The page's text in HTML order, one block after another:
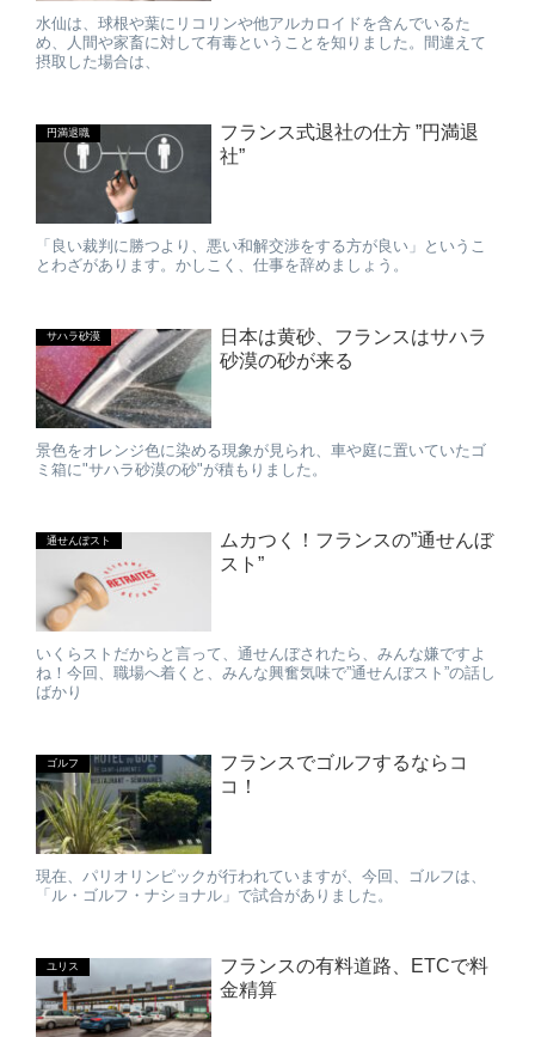
水仙は、球根や葉にリコリンや他アルカロイドを含んでいるた
め、人間や家畜に対して有毒ということを知りました。間違えて
摂取した場合は、
円満退職
フランス式退社の仕方 ”円満退
社”
「良い裁判に勝つより、悪い和解交渉をする方が良い」というこ
とわざがあります。かしこく、仕事を辞めましょう。
サハラ砂漠
日本は黄砂、フランスはサハラ
砂漠の砂が来る
景色をオレンジ色に染める現象が見られ、車や庭に置いていたゴ
ミ箱に"サハラ砂漠の砂"が積もりました。
通せんぼスト
ムカつく！フランスの”通せんぼ
スト”
いくらストだからと言って、通せんぼされたら、みんな嫌ですよ
ね！今回、職場へ着くと、みんな興奮気味で”通せんぼスト”の話し
ばかり
ゴルフ
フランスでゴルフするならコ
コ！
現在、パリオリンピックが行われていますが、今回、ゴルフは、
「ル・ゴルフ・ナショナル」で試合がありました。
ユリス
フランスの有料道路、ETCで料
金精算